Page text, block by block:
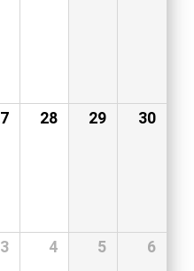
28 29 30
új épületek tervezésénél
3 4 5 6